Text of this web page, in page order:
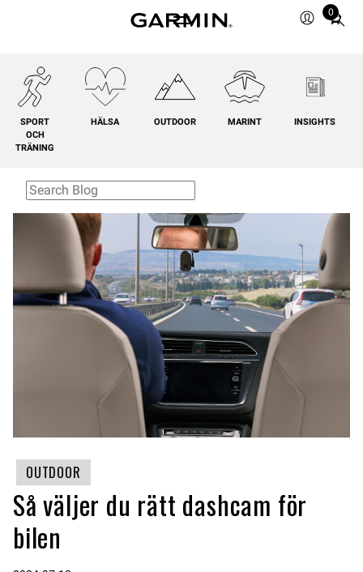
0
Total
0
SPORT
OCH
TRÄNING
HÄLSA OUTDOOR MARINT INSIGHTS
OUTDOOR
Så väljer du rätt dashcam för
bilen